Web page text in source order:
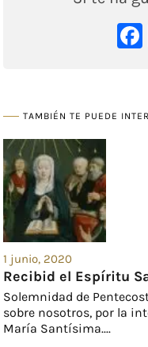
TAMBIÉN TE PUEDE
1 junio, 2020
Recibid el Espíritu
Solemnidad de
sobre nosotros, por la
María Santísima....